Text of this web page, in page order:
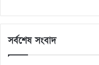
সর্বশেষ সংবাদ